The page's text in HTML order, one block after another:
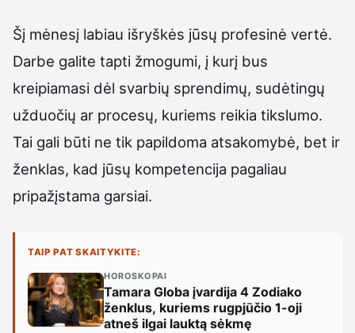
Šį mėnesį labiau išryškės jūsų profesinė vertė.
Darbe galite tapti žmogumi, į kurį bus
kreipiamasi dėl svarbių sprendimų, sudėtingų
užduočių ar procesų, kuriems reikia tikslumo.
Tai gali būti ne tik papildoma atsakomybė, bet ir
ženklas, kad jūsų kompetencija pagaliau
pripažįstama garsiai.
TAIP PAT SKAITYKITE:
HOROSKOPAI
Tamara Globa įvardija 4 Zodiako
ženklus, kuriems rugpjūčio 1-oji
atneš ilgai lauktą sėkmę